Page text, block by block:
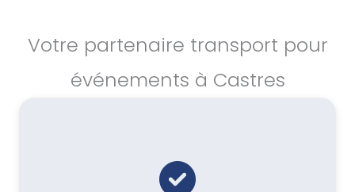
Votre partenaire transport pour
événements à Castres